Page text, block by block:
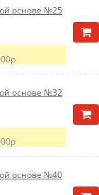
основе №25
основе №32
основе №40